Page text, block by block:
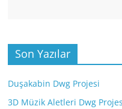
Son Yazılar
Duşakabin Dwg Projesi
3D Müzik Aletleri Dwg